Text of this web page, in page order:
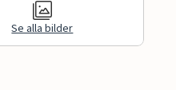
Se alla bilder